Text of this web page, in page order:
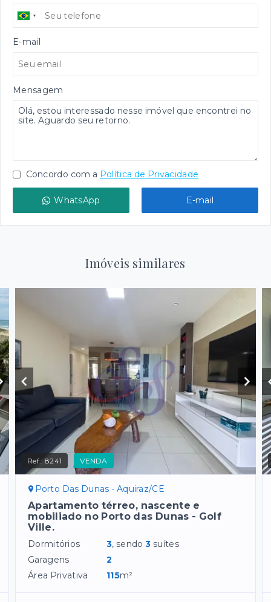
E-mail
Mensagem
Concordo com a Política de Privacidade
WhatsApp E-mail
Imóveis similares
Ref.:8241 VENDA
Porto Das Dunas - Aquiraz/CE
Apartamento térreo, nascente e
mobiliado no Porto das Dunas - Golf
Ville.
Dormitórios 3, sendo3 suítes
Garagens
2
Área Privativa
115m²